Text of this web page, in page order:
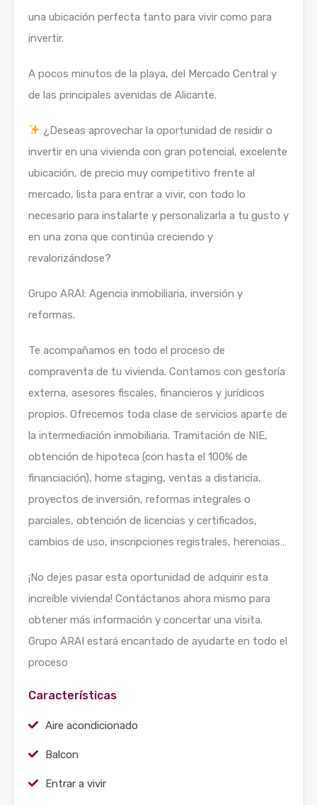
una ubicación perfecta tanto para vivir como para
invertir.
A pocos minutos de la playa, del Mercado Central y
de las principales avenidas de Alicante.
¿Deseas aprovechar la oportunidad de residir o
invertir en una vivienda con gran potencial, excelente
ubicación, de precio muy competitivo frente al
mercado, lista para entrar a vivir, con todo lo
necesario para instalarte y personalizarla a tu gusto y
en una zona que continúa creciendo y
revalorizándose?
Grupo ARAI: Agencia inmobiliaria, inversión y
reformas.
Te acompañamos en todo el proceso de
compraventa de tu vivienda. Contamos con gestoría
externa, asesores fiscales, financieros y jurídicos
propios. Ofrecemos toda clase de servicios aparte de
la intermediación inmobiliaria. Tramitación de NIE,
obtención de hipoteca (con hasta el 100% de
financiación), home staging, ventas a distancia,
proyectos de inversión, reformas integrales o
parciales, obtención de licencias y certificados,
cambios de uso, inscripciones registrales, herencias…
¡No dejes pasar esta oportunidad de adquirir esta
increíble vivienda! Contáctanos ahora mismo para
obtener más información y concertar una visita.
Grupo ARAI estará encantado de ayudarte en todo el
proceso
Características
Aire acondicionado
Balcon
Entrar a vivir